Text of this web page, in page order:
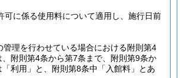
に係る使用料について適用し、施行日前
理を行わせている場合における附則第4
附則第4条から第7条まで、附則第9条か
利用」と、附則第8条中「入館料」とあ